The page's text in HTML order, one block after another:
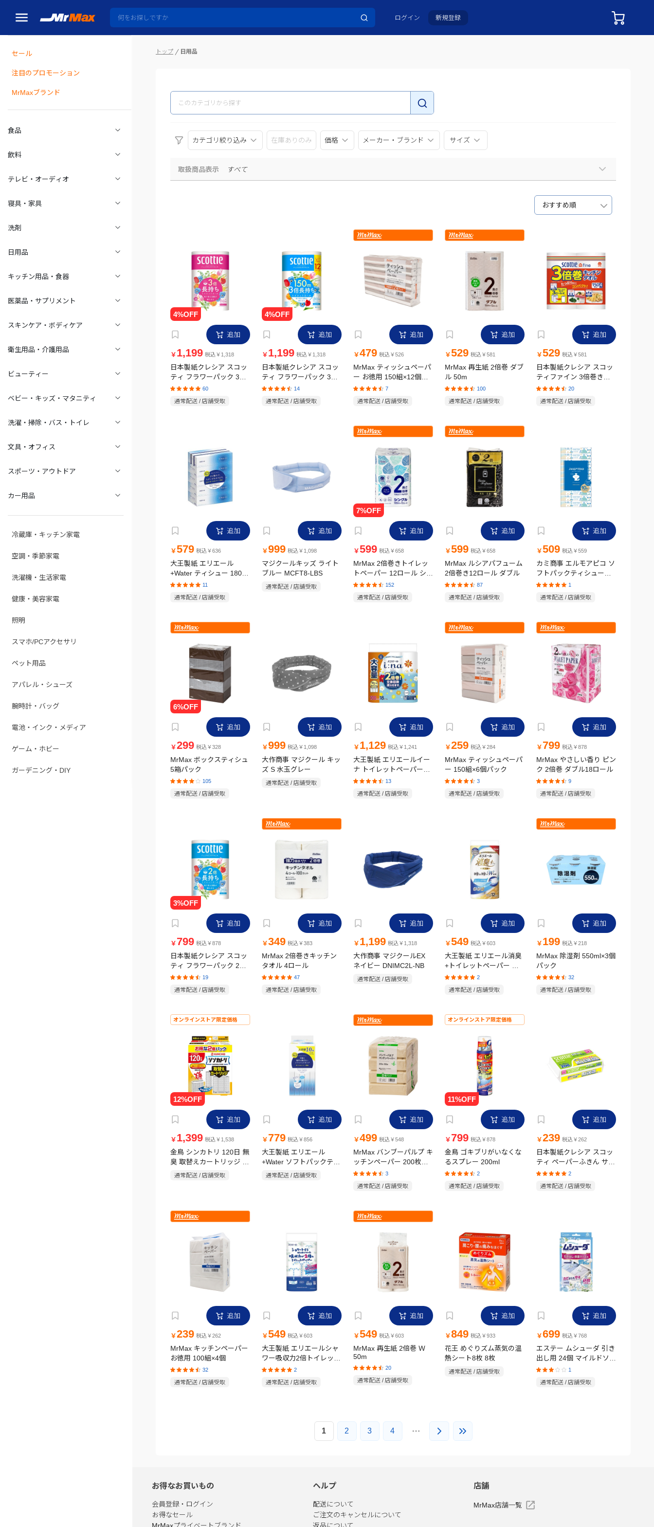
ログイン 新規登録
セール
注目のプロモーション
MrMaxブランド
食品
飲料
テレビ・オーディオ
寝具・家具
洗剤
日用品
キッチン用品・食器
医薬品・サプリメント
スキンケア・ボディケア
衛生用品・介護用品
ビューティー
ベビー・キッズ・マタニティ
洗濯・掃除・バス・トイレ
文具・オフィス
スポーツ・アウトドア
カー用品
冷蔵庫・キッチン家電
空調・季節家電
洗濯機・生活家電
健康・美容家電
照明
スマホ/PCアクセサリ
ペット用品
アパレル・シューズ
腕時計・バッグ
電池・インク・メディア
ゲーム・ホビー
ガーデニング・DIY
トップ 日用品
カテゴリ絞り込み 在庫ありのみ 価格 メーカー・ブランド サイズ
取扱商品表示 すべて
おすすめ順
追加
￥ 1,199 税込￥1,318
日本製紙クレシア スコッ
ティ フラワーパック 3倍
長持ち 12ロール(ダブル)
くつろぎの花の香り
60
通常配送 / 店舗受取
追加
￥ 1,199 税込￥1,318
日本製紙クレシア スコッ
ティ フラワーパック 3倍
長持ち12ロール(シング
ル)くつろぎの花の香り
14
通常配送 / 店舗受取
追加
￥479 税込￥526
MrMax ティッシュペーパ
ー お徳用 150組×12個パ
ック
7
通常配送 / 店舗受取
追加
￥529 税込￥581
MrMax 再生紙 2倍巻 ダブ
ル 50m
100
通常配送 / 店舗受取
追加
￥529 税込￥581
日本製紙クレシア スコッ
ティファイン 3倍巻きキ
ッチンタオル 4ロール
20
通常配送 / 店舗受取
追加
￥579 税込￥636
大王製紙 エリエール
+Water ティシュー 180組
5個
11
通常配送 / 店舗受取
追加
￥999 税込￥1,098
マジクールキッズ ライト
ブルー MCFT8-LBS
通常配送 / 店舗受取
追加
￥599 税込￥658
MrMax 2倍巻きトイレッ
トペーパー 12ロール シン
グル
152
通常配送 / 店舗受取
追加
￥599 税込￥658
MrMax ルシアパフューム
2倍巻き12ロール ダブル
87
通常配送 / 店舗受取
追加
￥509 税込￥559
カミ商事 エルモアピコ ソ
フトパックティシュー
150組 10パック
1
通常配送 / 店舗受取
追加
￥299 税込￥328
MrMax ボックスティシュ
5箱パック
105
通常配送 / 店舗受取
追加
￥999 税込￥1,098
大作商事 マジクール キッ
ズ S 水玉グレー
通常配送 / 店舗受取
追加
￥ 1,129 税込￥1,241
大王製紙 エリエールイー
ナ トイレットペーパー2
倍巻 シングル 18ロール
13
通常配送 / 店舗受取
追加
￥259 税込￥284
MrMax ティッシュペーパ
ー 150組×6個パック
3
通常配送 / 店舗受取
追加
￥ 799 税込￥878
MrMax やさしい香り ピン
ク 2倍巻 ダブル18ロール
9
通常配送 / 店舗受取
追加
￥ 799 税込￥878
日本製紙クレシア スコッ
ティ フラワーパック 2倍
長持ち12ロール(シング
ル)くつろぎの花の香り
19
通常配送 / 店舗受取
追加
￥349 税込￥383
MrMax 2倍巻きキッチン
タオル 4ロール
47
通常配送 / 店舗受取
追加
￥ 1,199 税込￥1,318
大作商事 マジクールEX
ネイビー DNIMC2L-NB
通常配送 / 店舗受取
追加
￥549 税込￥603
大王製紙 エリエール消臭
+トイレットペーパー ダ
ブル 12ロール フレッシュ
2
通常配送 / 店舗受取
追加
￥ 199 税込￥218
MrMax 除湿剤 550ml×3個
パック
32
通常配送 / 店舗受取
オンラインストア限定価格
追加
￥ 1,399 税込￥1,538
金鳥 シンカトリ 120日 無
臭 取替えカートリッジ 2
個パック
通常配送 / 店舗受取
追加
￥ 779 税込￥856
大王製紙 エリエール
+Water ソフトパックティ
シュー 120組×10個パック
通常配送 / 店舗受取
追加
￥499 税込￥548
MrMax バンブーパルプ キ
ッチンペーパー 200枚
×100組 8個パック
3
通常配送 / 店舗受取
オンラインストア限定価格
追加
￥ 799 税込￥878
金鳥 ゴキブリがいなくな
るスプレー 200ml
2
通常配送 / 店舗受取
追加
￥239 税込￥262
日本製紙クレシア スコッ
ティ ペーパーふきん サッ
とサッと
2
通常配送 / 店舗受取
追加
￥239 税込￥262
MrMax キッチンペーパー
お徳用 100組×4個
32
通常配送 / 店舗受取
追加
￥549 税込￥603
大王製紙 エリエールシャ
ワー吸収力2倍トイレット
ペーパー ダブル 12ロール
2
通常配送 / 店舗受取
追加
￥549 税込￥603
MrMax 再生紙 2倍巻 Ｗ
50m
20
通常配送 / 店舗受取
追加
￥849 税込￥933
花王 めぐりズム蒸気の温
熱シート8枚 8枚
通常配送 / 店舗受取
追加
￥699 税込￥768
エステー ムシューダ 引き
出し用 24個 マイルドソー
プ
1
通常配送 / 店舗受取
1 2 3 4
お得なお買いもの
会員登録・ログイン
お得なセール
ヘルプ
配送について
ご注文のキャンセルについて
店舗
MrMax店舗一覧